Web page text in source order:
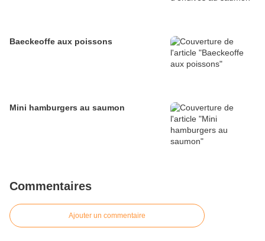
Baeckeoffe aux poissons
Mini hamburgers au saumon
Commentaires
Ajouter un commentaire